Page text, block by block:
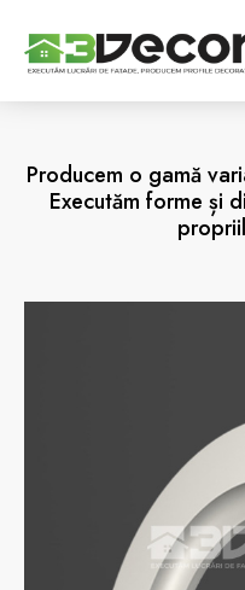
Producem o gamă
Executăm forme și